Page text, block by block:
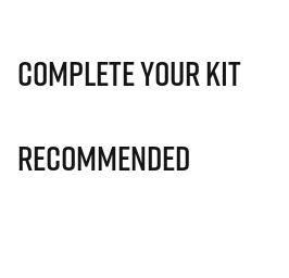
Complete Your Kit
Recommended